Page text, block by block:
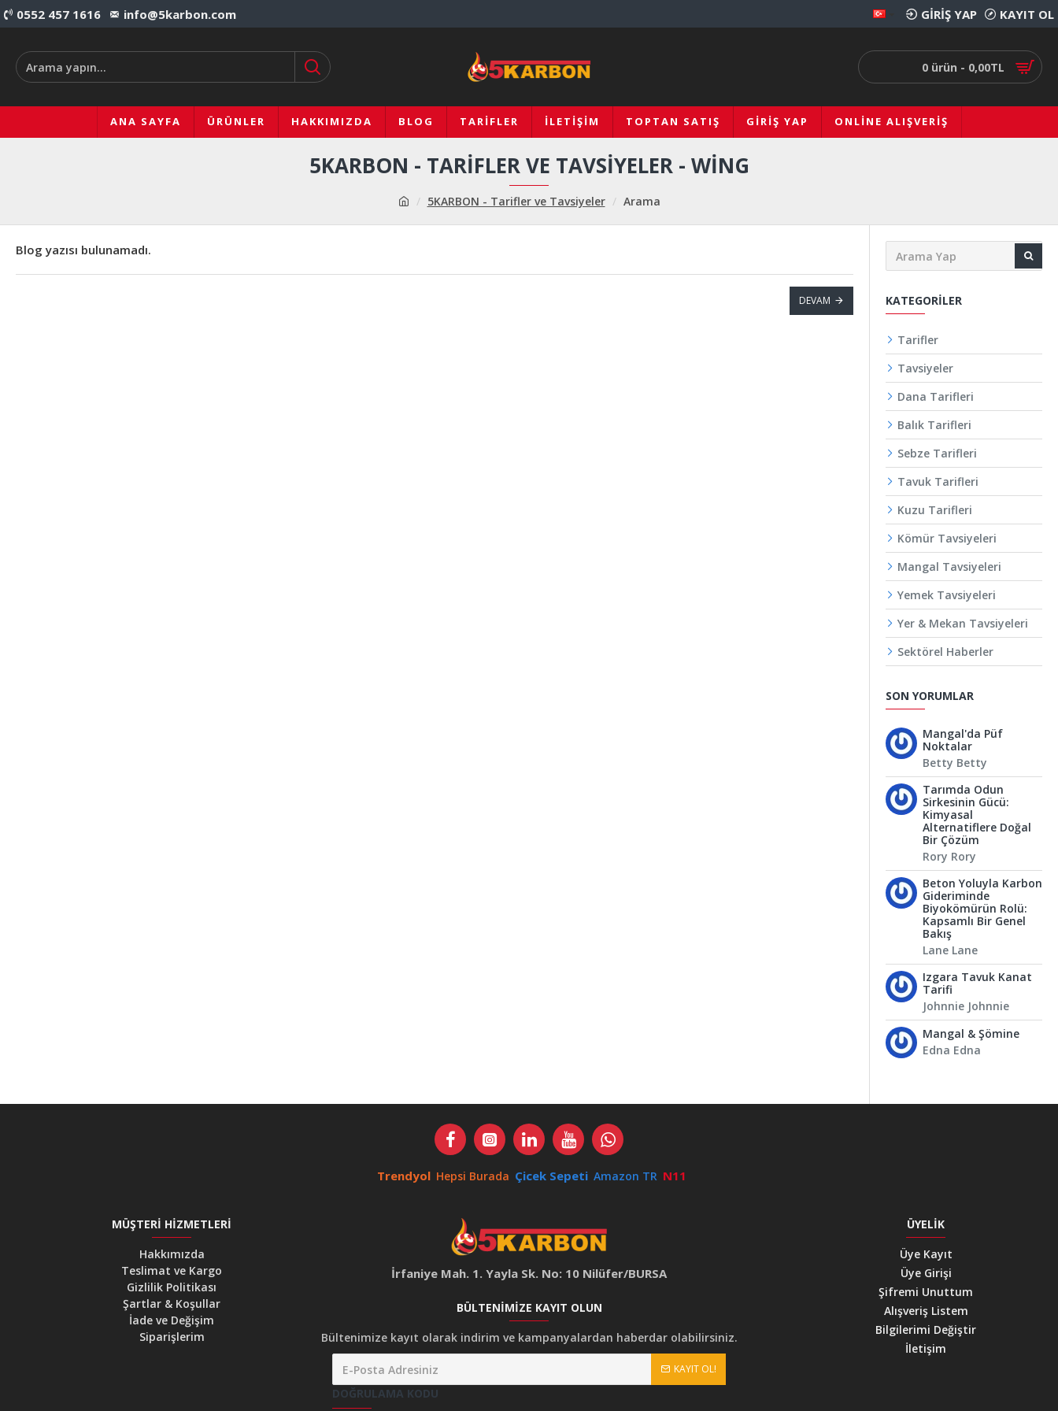
0552 457 1616 info@5karbon.com GIRIŞ YAP KAYIT OL
0 ürün - 0,00TL
ANA SAYFA ÜRÜNLER HAKKIMIZDA BLOG TARIFLER İLETIŞIM TOPTAN SATIŞ GIRIŞ YAP ONLINE ALIŞVERIŞ
5KARBON - Tarifler ve Tavsiyeler Arama
5KARBON - TARIFLER VE TAVSIYELER - WING
Blog yazısı bulunamadı.
DEVAM KATEGORILER
Tarifler
Tavsiyeler
Dana Tarifleri
Balık Tarifleri
Sebze Tarifleri
Tavuk Tarifleri
Kuzu Tarifleri
Kömür Tavsiyeleri
Mangal Tavsiyeleri
Yemek Tavsiyeleri
Yer & Mekan Tavsiyeleri
Sektörel Haberler
SON YORUMLAR
Mangal'da Püf
Noktalar
Betty Betty
Tarımda Odun
Sirkesinin Gücü:
Kimyasal
Alternatiflere Doğal
Bir Çözüm
Rory Rory
Beton Yoluyla Karbon
Gideriminde
Biyokömürün Rolü:
Kapsamlı Bir Genel
Bakış
Lane Lane
Izgara Tavuk Kanat
Tarifi
Johnnie Johnnie
Mangal & Şömine
Edna Edna
Trendyol Hepsi Burada Çicek Sepeti Amazon TR N11
MÜŞTERI HIZMETLERI
Hakkımızda
Teslimat ve Kargo
Gizlilik Politikası
Şartlar & Koşullar
İade ve Değişim
Siparişlerim
İrfaniye Mah. 1. Yayla Sk. No: 10 Nilüfer/BURSA
BÜLTENIMIZE KAYIT OLUN
Bültenimize kayıt olarak indirim ve kampanyalardan haberdar olabilirsiniz.
KAYIT OL!
DOĞRULAMA KODU
ÜYELIK
Üye Kayıt
Üye Girişi
Şifremi Unuttum
Alışveriş Listem
Bilgilerimi Değiştir
İletişim